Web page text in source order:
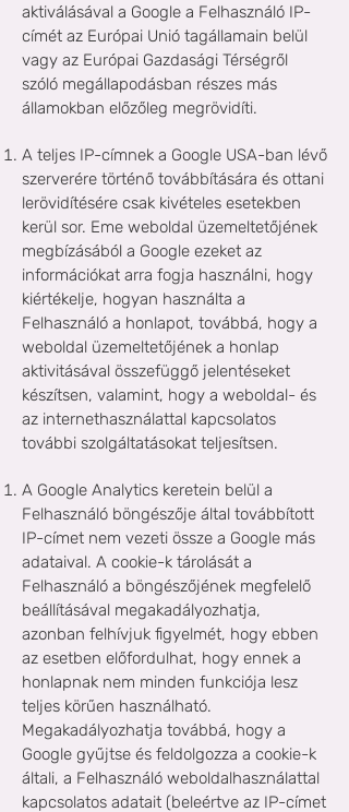
aktiválásával a Google a Felhasználó IP-
címét az Európai Unió tagállamain belül
vagy az Európai Gazdasági Térségről
szóló megállapodásban részes más
államokban előzőleg megrövidíti.
A teljes IP-címnek a Google USA-ban lévő
szerverére történő továbbítására és ottani
lerövidítésére csak kivételes esetekben
kerül sor. Eme weboldal üzemeltetőjének
megbízásából a Google ezeket az
információkat arra fogja használni, hogy
kiértékelje, hogyan használta a
Felhasználó a honlapot, továbbá, hogy a
weboldal üzemeltetőjének a honlap
aktivitásával összefüggő jelentéseket
készítsen, valamint, hogy a weboldal- és
az internethasználattal kapcsolatos
további szolgáltatásokat teljesítsen.
A Google Analytics keretein belül a
Felhasználó böngészője által továbbított
IP-címet nem vezeti össze a Google más
adataival. A cookie-k tárolását a
Felhasználó a böngészőjének megfelelő
beállításával megakadályozhatja,
azonban felhívjuk figyelmét, hogy ebben
az esetben előfordulhat, hogy ennek a
honlapnak nem minden funkciója lesz
teljes körűen használható.
Megakadályozhatja továbbá, hogy a
Google gyűjtse és feldolgozza a cookie-k
általi, a Felhasználó weboldalhasználattal
kapcsolatos adatait (beleértve az IP-címet